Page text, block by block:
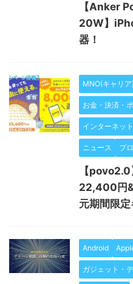
【Anker
20W】
器！
MNO(キャリア)
お金・決済・
インターネット
ニュース プ
【
22,400円
元期間限定
Android
ガジェット・